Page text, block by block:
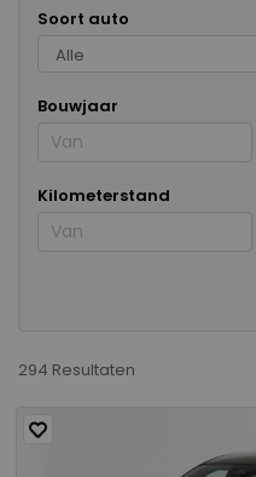
Soort auto
Bouwjaar
Kilometerstand
294 Resultaten